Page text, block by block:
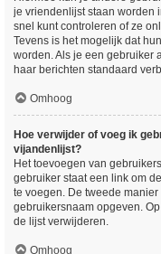
je vriendenlijst staan worden
snel kunt controleren of ze
Tevens is het mogelijk dat
worden. Als je een gebruiker
haar berichten standaard
Omhoog
Hoe verwijder of voeg ik
vijandenlijst?
Het toevoegen van
gebruiker staat een link om
te voegen. De tweede
gebruikersnaam opgeven.
de lijst verwijderen.
Omhoog